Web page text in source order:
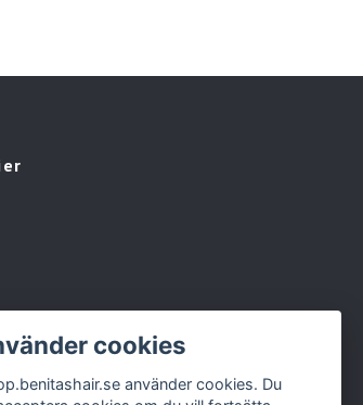
cookies
använder cookies. Du